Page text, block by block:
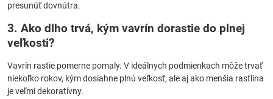
presunúť dovnútra.
3. Ako dlho trvá, kým vavrín dorastie do plnej
veľkosti?
Vavrín rastie pomerne pomaly. V ideálnych podmienkach môže trvať
niekoľko rokov, kým dosiahne plnú veľkosť, ale aj ako menšia rastlina
je veľmi dekoratívny.